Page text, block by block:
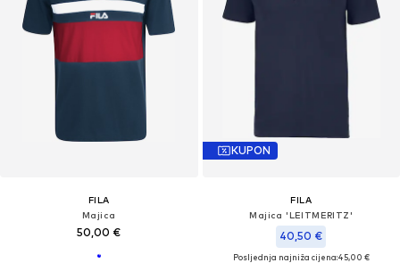
FILA
Majica
50,00 €
KUPON
FILA
Majica 'LEITMERITZ'
40,50 €
Posljednja najniža cijena:45,00 €